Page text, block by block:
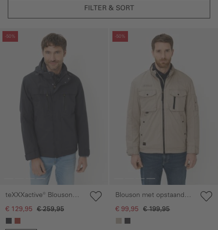
FILTER & SORT
-50%
overslaan
teXXXactive® Blouson
met afneembare
€ 129,95 € 259,95
-50%
Galerie overslaan
Blouson met opstaande
kraag
€ 99,95 € 199,95